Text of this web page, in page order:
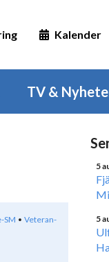
Kalender
TV &
SM
Veteran-
5
5